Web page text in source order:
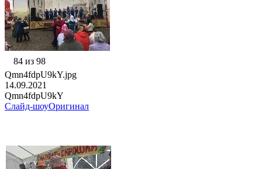
84 из 98
Qmn4fdpU9kY.jpg
14.09.2021
Qmn4fdpU9kY
Слайд-шоуОригинал